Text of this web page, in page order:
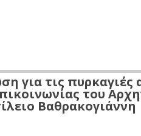
για τις
του
Βαθρακογιάννη